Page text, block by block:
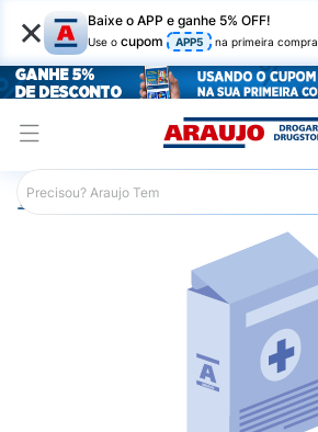
× Baixe o APP e ganhe 5% OFF!
Use o cupom APP5 na primeira compra
Araujo Saúde e Bem Estar